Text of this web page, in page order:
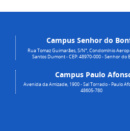
Campus Senhor do
Rua Tomaz Guimarães, S/N°, Condomínio
Santos Dumont - CEP: 48970-000 - Senhor do
Campus Paulo
Avenida da Amizade, 1900 - Sal Torrado - Paulo
48605-780